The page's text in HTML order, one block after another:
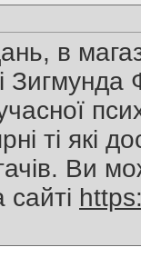
в
ті які
Ви
сайті